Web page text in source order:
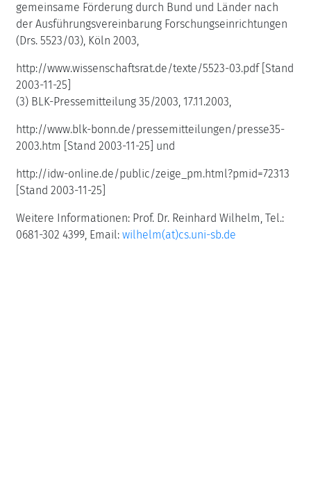
gemeinsame Förderung durch Bund und Länder nach
der Ausführungsvereinbarung Forschungseinrichtungen
(Drs. 5523/03), Köln 2003,
http://www.wissenschaftsrat.de/texte/5523-03.pdf [Stand
2003-11-25]
(3) BLK-Pressemitteilung 35/2003, 17.11.2003,
http://www.blk-bonn.de/pressemitteilungen/presse35-
2003.htm [Stand 2003-11-25] und
http://idw-online.de/public/zeige_pm.html?pmid=72313
[Stand 2003-11-25]
Weitere Informationen: Prof. Dr. Reinhard Wilhelm, Tel.:
0681-302 4399, Email: wilhelm(at)cs.uni-sb.de